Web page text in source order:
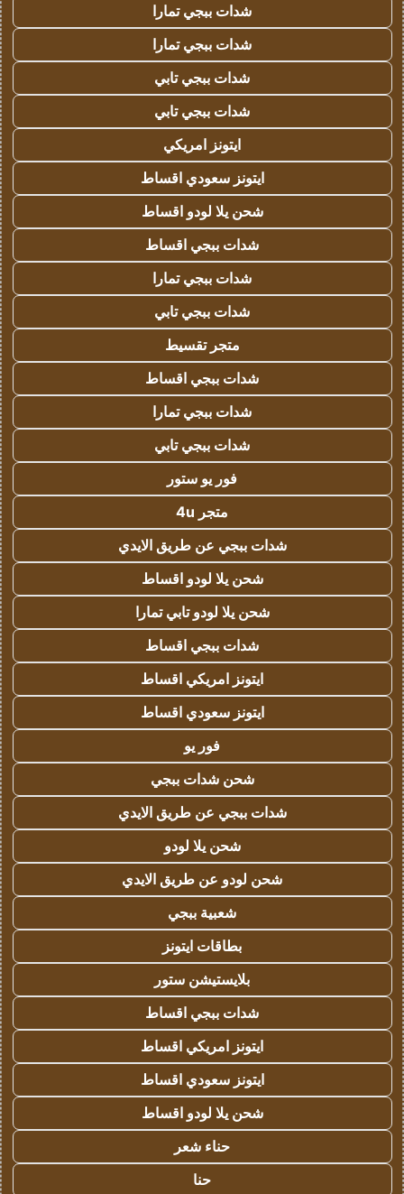
شدات ببجي تمارا
شدات ببجي تمارا
شدات ببجي تابي
شدات ببجي تابي
ايتونز امريكي
ايتونز سعودي اقساط
شحن يلا لودو اقساط
شدات ببجي اقساط
شدات ببجي تمارا
شدات ببجي تابي
متجر تقسيط
شدات ببجي اقساط
شدات ببجي تمارا
شدات ببجي تابي
فور يو ستور
متجر 4u
شدات ببجي عن طريق الايدي
شحن يلا لودو اقساط
شحن يلا لودو تابي تمارا
شدات ببجي اقساط
ايتونز امريكي اقساط
ايتونز سعودي اقساط
فور يو
شحن شدات ببجي
شدات ببجي عن طريق الايدي
شحن يلا لودو
شحن لودو عن طريق الايدي
شعبية ببجي
بطاقات ايتونز
بلايستيشن ستور
شدات ببجي اقساط
ايتونز امريكي اقساط
ايتونز سعودي اقساط
شحن يلا لودو اقساط
حناء شعر
حنا